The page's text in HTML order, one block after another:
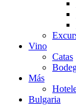
Vino
Catas
Más
Bulgaria